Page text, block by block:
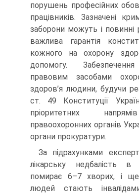
порушень професійних
працівників. Зазначені
заборони можуть і повинні
важлива гарантія
кожного на охорону
допомогу.
правовим засобами
здоров’я людини, будучи
ст. 49 Конституції
пріоритетних
правоохоронних органів
органи прокуратури.
За підрахунками
лікарську недбалість в
помирає 6–7 хворих, і ще
людей стають